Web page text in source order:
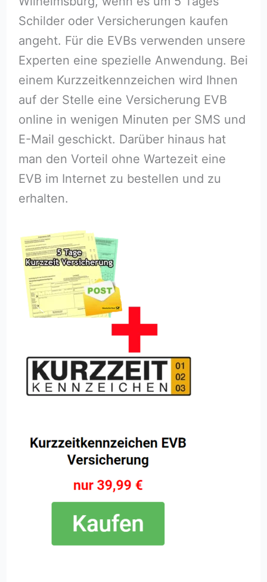
Schilder oder Versicherungen kaufen
angeht. Für die EVBs verwenden unsere
Experten eine spezielle Anwendung. Bei
einem Kurzzeitkennzeichen wird Ihnen
auf der Stelle eine Versicherung EVB
online in wenigen Minuten per SMS und
E-Mail geschickt. Darüber hinaus hat
man den Vorteil ohne Wartezeit eine
EVB im Internet zu bestellen und zu
erhalten.